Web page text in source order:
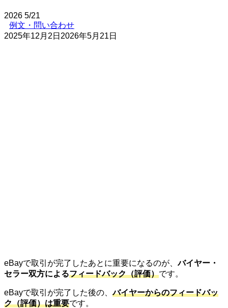
2026 5/21
例文・問い合わせ
2025年12月2日 2026年5月21日
eBayで取引が完了したあとに重要になるのが、バイヤー・
セラー双方によるフィードバック（評価）です。
eBayで取引が完了した後の、バイヤーからのフィードバッ
ク（評価）は重要です。